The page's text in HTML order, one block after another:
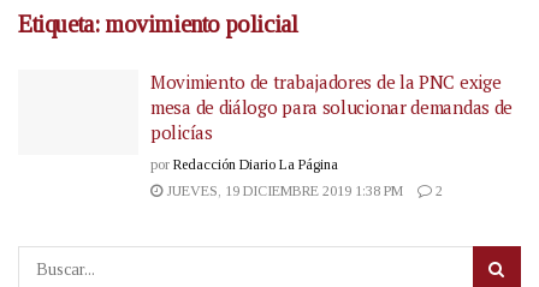
Etiqueta:movimiento policial
Movimiento de trabajadores de la PNC exige
mesa de diálogo para solucionar demandas de
policías
por Redacción Diario La Página
JUEVES, 19 DICIEMBRE 2019 1:38 PM
2